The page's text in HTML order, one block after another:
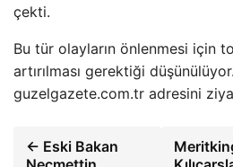
çekti.
Bu tür olayların önlenmesi için
artırılması gerektiği
guzelgazete.com.tr adresini
← Eski Bakan